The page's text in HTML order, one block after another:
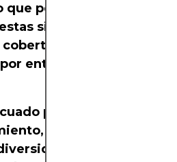
permite a los
simultáneamente.
y
entidades reguladoras
para operadores
ejecución más
de clases de